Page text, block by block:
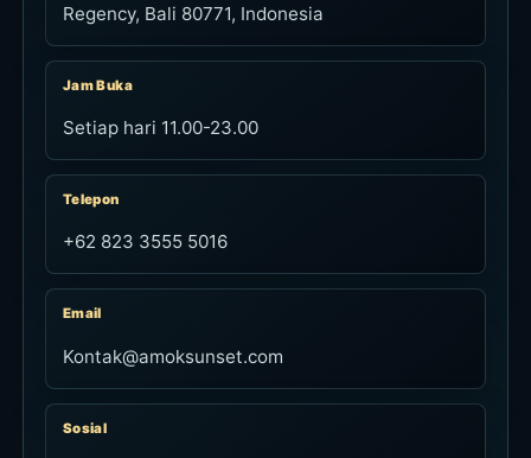
Regency, Bali 80771, Indonesia
Jam Buka
Setiap hari 11.00-23.00
Telepon
+62 823 3555 5016
Email
Kontak@amoksunset.com
Sosial